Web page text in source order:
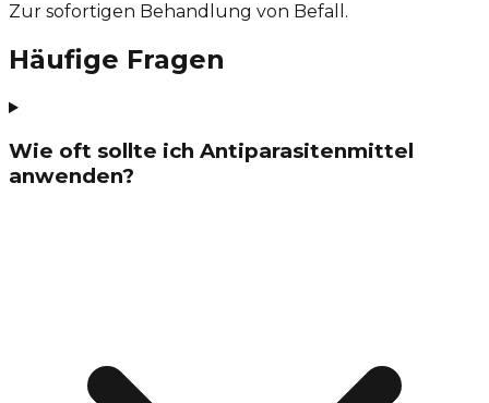
Zur sofortigen Behandlung von Befall.
Häufige Fragen
Wie oft sollte ich Antiparasitenmittel
anwenden?